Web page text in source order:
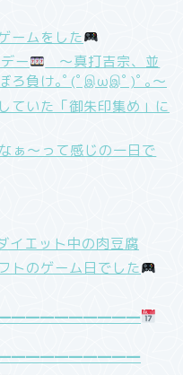
ームをした
ー
〜真打吉宗、並
ろ負け｡ﾟ(ﾟஇωஇﾟ)ﾟ｡〜
ていた「御朱印集め」に
ぁ〜って感じの一日で
イエット中の肉豆腐
トのゲーム日でした